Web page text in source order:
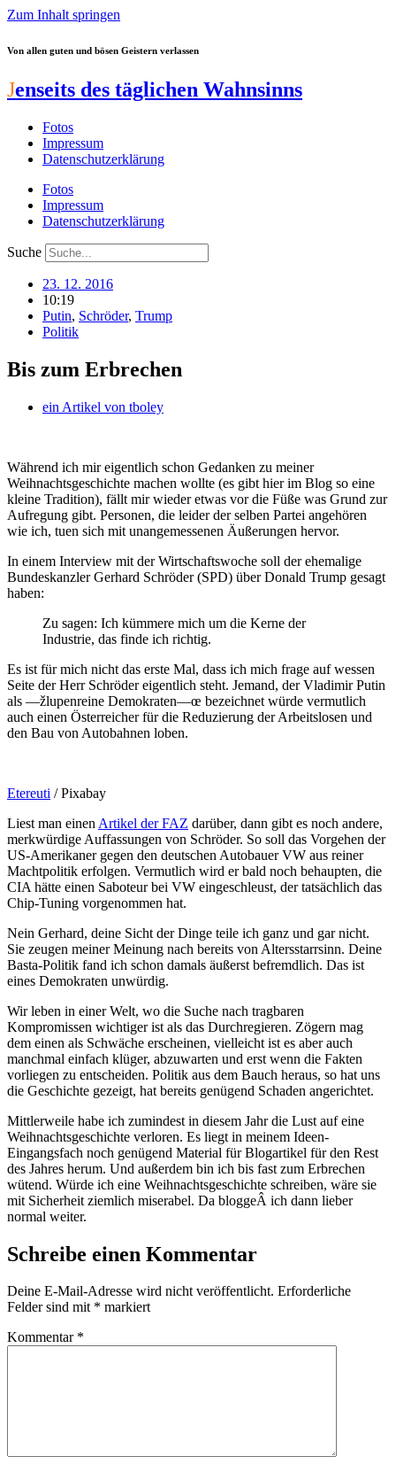
Zum Inhalt springen
Von allen guten und bösen Geistern verlassen
Jenseits des täglichen Wahnsinns
Fotos
Impressum
Datenschutzerklärung
Fotos
Impressum
Datenschutzerklärung
Suche
23. 12. 2016
10:19
Putin, Schröder, Trump
Politik
Bis zum Erbrechen
ein Artikel von tboley
Während ich mir eigentlich schon Gedanken zu meiner
Weihnachtsgeschichte machen wollte (es gibt hier im Blog so eine
kleine Tradition), fällt mir wieder etwas vor die Füße was Grund zur
Aufregung gibt. Personen, die leider der selben Partei angehören
wie ich, tuen sich mit unangemessenen Äußerungen hervor.
In einem Interview mit der Wirtschaftswoche soll der ehemalige
Bundeskanzler Gerhard Schröder (SPD) über Donald Trump gesagt
haben:
Zu sagen: Ich kümmere mich um die Kerne der
Industrie, das finde ich richtig.
Es ist für mich nicht das erste Mal, dass ich mich frage auf wessen
Seite der Herr Schröder eigentlich steht. Jemand, der Vladimir Putin
als —žlupenreine Demokraten—œ bezeichnet würde vermutlich
auch einen Österreicher für die Reduzierung der Arbeitslosen und
den Bau von Autobahnen loben.
Etereuti / Pixabay
Liest man einen Artikel der FAZ darüber, dann gibt es noch andere,
merkwürdige Auffassungen von Schröder. So soll das Vorgehen der
US-Amerikaner gegen den deutschen Autobauer VW aus reiner
Machtpolitik erfolgen. Vermutlich wird er bald noch behaupten, die
CIA hätte einen Saboteur bei VW eingeschleust, der tatsächlich das
Chip-Tuning vorgenommen hat.
Nein Gerhard, deine Sicht der Dinge teile ich ganz und gar nicht.
Sie zeugen meiner Meinung nach bereits von Altersstarrsinn. Deine
Basta-Politik fand ich schon damals äußerst befremdlich. Das ist
eines Demokraten unwürdig.
Wir leben in einer Welt, wo die Suche nach tragbaren
Kompromissen wichtiger ist als das Durchregieren. Zögern mag
dem einen als Schwäche erscheinen, vielleicht ist es aber auch
manchmal einfach klüger, abzuwarten und erst wenn die Fakten
vorliegen zu entscheiden. Politik aus dem Bauch heraus, so hat uns
die Geschichte gezeigt, hat bereits genügend Schaden angerichtet.
Mittlerweile habe ich zumindest in diesem Jahr die Lust auf eine
Weihnachtsgeschichte verloren. Es liegt in meinem Ideen-
Eingangsfach noch genügend Material für Blogartikel für den Rest
des Jahres herum. Und außerdem bin ich bis fast zum Erbrechen
wütend. Würde ich eine Weihnachtsgeschichte schreiben, wäre sie
mit Sicherheit ziemlich miserabel. Da bloggeÂ ich dann lieber
normal weiter.
Schreibe einen Kommentar
Deine E-Mail-Adresse wird nicht veröffentlicht. Erforderliche
Felder sind mit * markiert
Kommentar *